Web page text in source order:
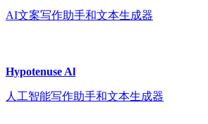
AI文案写作助手和文本生成器
Hypotenuse Al
人工智能写作助手和文本生成器